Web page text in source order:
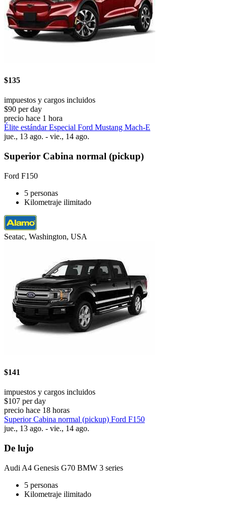
$135
impuestos y cargos incluidos
$90 per day
precio hace 1 hora
Élite estándar Especial Ford Mustang Mach-E
jue., 13 ago. - vie., 14 ago.
Superior Cabina normal (pickup)
Ford F150
5 personas
Kilometraje ilimitado
Seatac, Washington, USA
$141
impuestos y cargos incluidos
$107 per day
precio hace 18 horas
Superior Cabina normal (pickup) Ford F150
jue., 13 ago. - vie., 14 ago.
De lujo
Audi A4 Genesis G70 BMW 3 series
5 personas
Kilometraje ilimitado